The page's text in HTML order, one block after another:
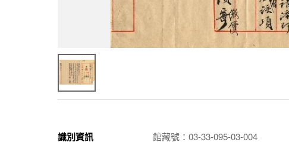
識別資訊 館藏號：03-33-095-03-004